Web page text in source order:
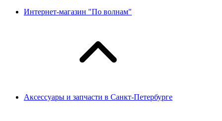
Интернет-магазин "По волнам"
Аксессуары и запчасти в Санкт-Петербурге